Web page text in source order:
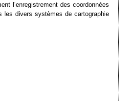
l’enregistrement des coordonnées
les divers systèmes de cartographie